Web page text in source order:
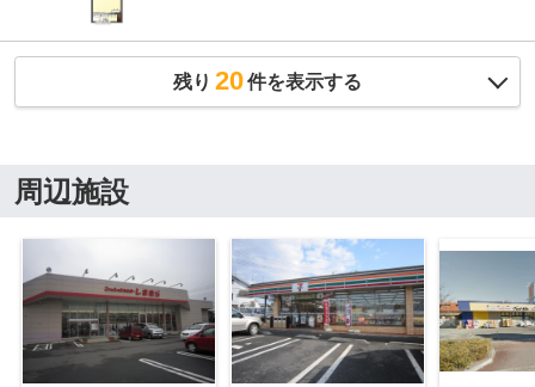
残り 20件を表示する
周辺施設